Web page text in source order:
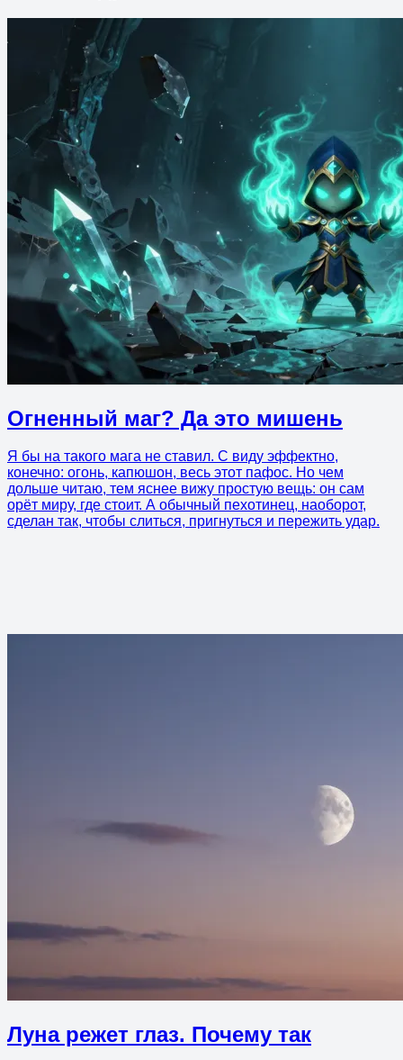
Огненный маг? Да это мишень
Я бы на такого мага не ставил. С виду эффектно,
конечно: огонь, капюшон, весь этот пафос. Но чем
дольше читаю, тем яснее вижу простую вещь: он сам
орёт миру, где стоит. А обычный пехотинец, наоборот,
сделан так, чтобы слиться, пригнуться и пережить удар.
Луна режет глаз. Почему так